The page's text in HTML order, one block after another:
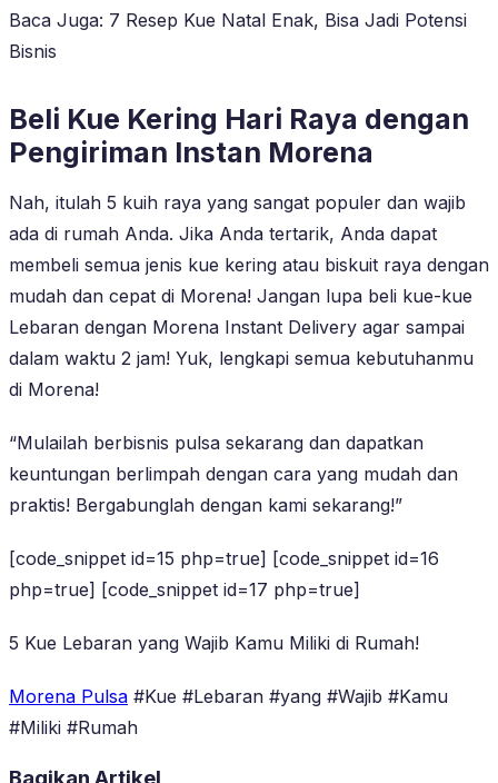
Baca Juga: 7 Resep Kue Natal Enak, Bisa Jadi Potensi
Bisnis
Beli Kue Kering Hari Raya dengan
Pengiriman Instan Morena
Nah, itulah 5 kuih raya yang sangat populer dan wajib
ada di rumah Anda. Jika Anda tertarik, Anda dapat
membeli semua jenis kue kering atau biskuit raya dengan
mudah dan cepat di Morena! Jangan lupa beli kue-kue
Lebaran dengan Morena Instant Delivery agar sampai
dalam waktu 2 jam! Yuk, lengkapi semua kebutuhanmu
di Morena!
“Mulailah berbisnis pulsa sekarang dan dapatkan
keuntungan berlimpah dengan cara yang mudah dan
praktis! Bergabunglah dengan kami sekarang!”
[code_snippet id=15 php=true] [code_snippet id=16
php=true] [code_snippet id=17 php=true]
5 Kue Lebaran yang Wajib Kamu Miliki di Rumah!
Morena Pulsa #Kue #Lebaran #yang #Wajib #Kamu
#Miliki #Rumah
Bagikan Artikel